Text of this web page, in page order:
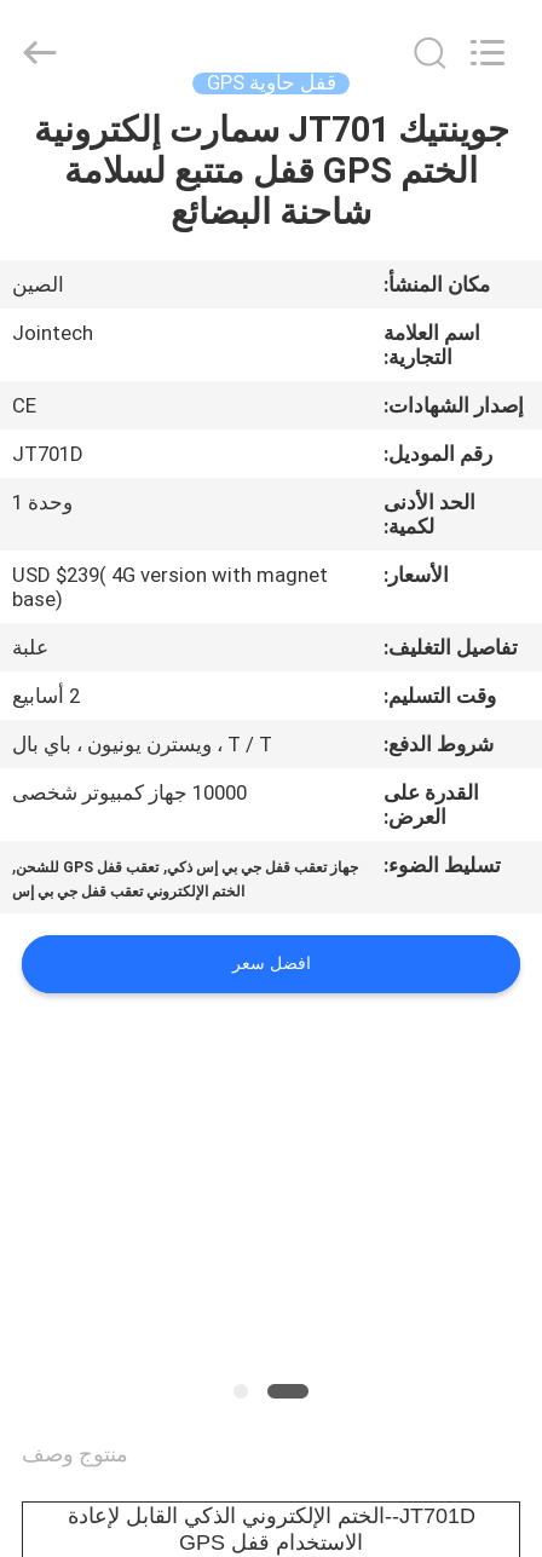
الصفحة
الرئيسية
عرض
الافتراضي
معلومات
في
المعمل
مراقبة
الجودة
اتصل
اطلب
قفل حاوية GPS
جوينتيك JT701 سمارت إلكترونية
الختم GPS قفل متتبع لسلامة
شاحنة البضائع
مكان المنشأ:
الصين
اسم العلامة
التجارية:
Jointech
إصدار الشهادات:
CE
رقم الموديل:
JT701D
الحد الأدنى
لكمية:
وحدة 1
الأسعار:
USD $239( 4G version with magnet
base)
تفاصيل التغليف:
علبة
وقت التسليم:
2 أسابيع
شروط الدفع:
T / T ، ويسترن يونيون ، باي بال
القدرة على
العرض:
10000 جهاز كمبيوتر شخصى
تسليط الضوء: جهاز تعقب قفل جي بي إس ذكي,تعقب قفل GPS للشحن ,
الختم الإلكتروني تعقب قفل جي بي إس
افضل سعر
منتوج وصف
JT701D--الختم الإلكتروني الذكي القابل لإعادة
الاستخدام قفل GPS